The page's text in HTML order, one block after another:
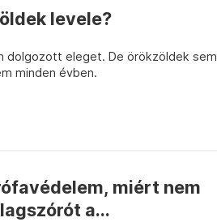
levele?
dolgozott eleget. De örökzöldek sem
minden évben.
miért nem
a...